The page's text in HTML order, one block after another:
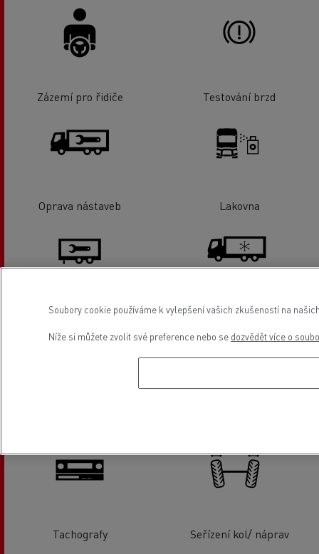
Zázemí pro řidiče Testování brzd
Oprava nástaveb Lakovna
Servis a oprava návěsů Chlazení
Tachografy Seřízení kol/ náprav
Soubory cookie používáme k vylepšení vašich zkušeností na
Níže si můžete zvolit své preference nebo se dozvědět více o